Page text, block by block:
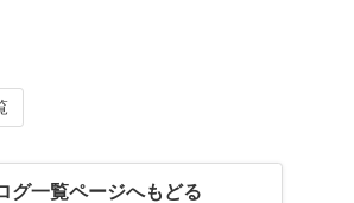
グ一覧ページへもどる